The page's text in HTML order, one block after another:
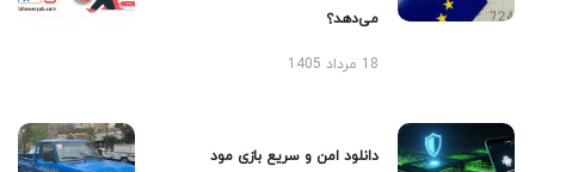
می‌دهد؟
18 مرداد 1405
دانلود امن و سریع بازی مود